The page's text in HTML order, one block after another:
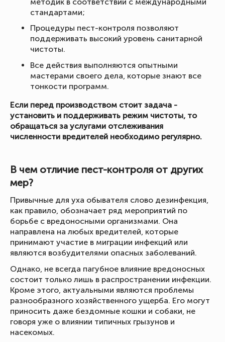
стандартами;
Процедуры пест-контроля позволяют
поддерживать высокий уровень санитарной
чистоты.
Все действия выполняются опытными
мастерами своего дела, которые знают все
тонкости программ.
Если перед производством стоит задача -
установить и поддерживать режим чистоты, то
обращаться за услугами отслеживания
численности вредителей необходимо регулярно.
В чем отличие пест-контроля от других
мер?
Привычные для уха обывателя слово дезинфекция,
как правило, обозначает ряд мероприятий по
борьбе с вредоносными организмами. Она
направлена на любых вредителей, которые
принимают участие в миграции инфекций или
являются возбудителями опасных заболеваний.
Однако, не всегда пагубное влияние вредоносных
состоит только лишь в распространении инфекции.
Кроме этого, актуальными являются проблемы
разнообразного хозяйственного ущерба. Его могут
приносить даже бездомные кошки и собаки, не
говоря уже о влиянии типичных грызунов и
насекомых.